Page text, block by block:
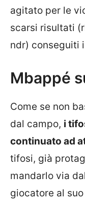
agitato per le
scarsi risultati
ndr) conseguiti
Mbappé
Come se non
dal campo, i
continuato ad
tifosi, già
mandarlo via
giocatore al